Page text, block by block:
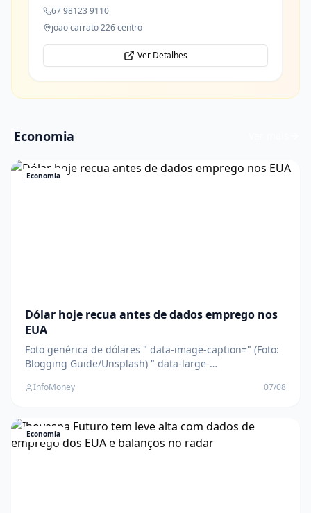
67 98123 9110
joao carrato 226 centro
Ver Detalhes
Economia
Economia
Dólar hoje recua antes de dados emprego nos
EUA
Foto genérica de dólares " data-image-caption=" (Foto:
Blogging Guide/Unsplash) " data-large-
content/uploads/2026/03/blogging-guide-
encerrou a sessão de quinta-feira com baixa de
InfoMoney 07/08
Economia